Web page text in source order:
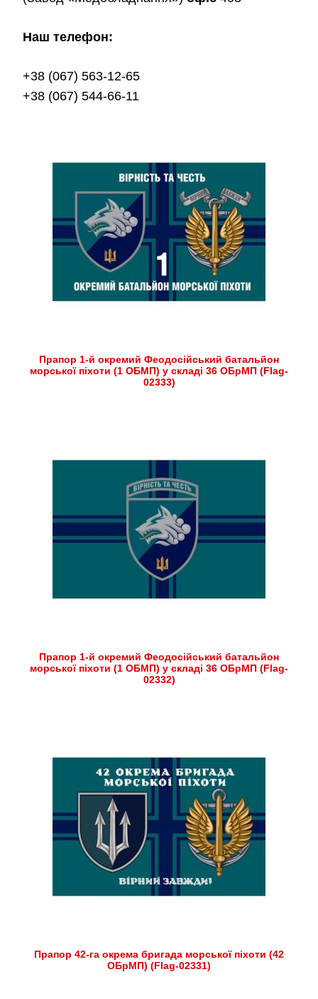
Наш телефон:
+38 (067) 563-12-65
+38 (067) 544-66-11
Прапор 1-й окремий Феодосійський батальйон
морської піхоти (1 ОБМП) у складі 36 ОБрМП (Flag-
02333)
Прапор 1-й окремий Феодосійський батальйон
морської піхоти (1 ОБМП) у складі 36 ОБрМП (Flag-
02332)
Прапор 42-га окрема бригада морської піхоти (42
ОБрМП) (Flag-02331)